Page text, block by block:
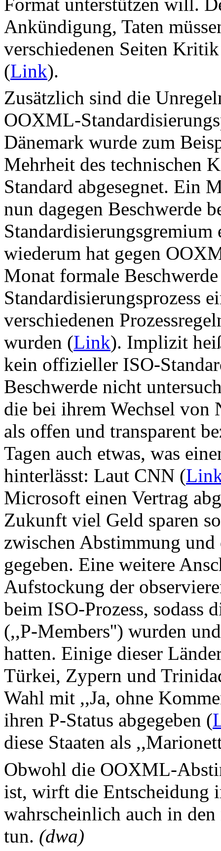
Ankündigung, Taten
verschiedenen Seiten
(Link).
Zusätzlich sind die
OOXML-
Dänemark wurde zum
Mehrheit des technischen
Standard abgesegnet. Ein
nun dagegen Beschwerde
Standardisierungsgremium
wiederum hat gegen
Monat formale
Standardisierungsprozess
verschiedenen
wurden (Link). Implizit
kein offizieller ISO-
Beschwerde nicht
die bei ihrem Wechsel von
als offen und transparent
Tagen auch etwas, was
hinterlässt: Laut CNN (
Microsoft einen Vertrag
Zukunft viel Geld sparen
zwischen Abstimmung
gegeben. Eine weitere
Aufstockung der
beim ISO-Prozess, sodass
(,,P-Members'') wurden
hatten. Einige dieser
Türkei, Zypern und
Wahl mit ,,Ja, ohne
ihren P-Status abgegeben (
diese Staaten als
Obwohl die OOXML-
ist, wirft die Entscheidung
wahrscheinlich auch in
tun. (dwa)